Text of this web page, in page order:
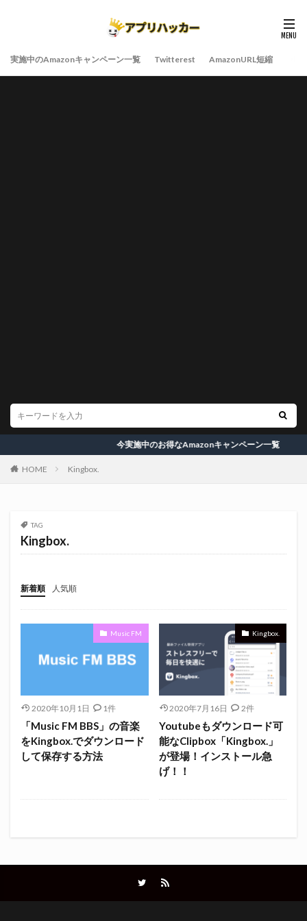
実施中のAmazonキャンペーン一覧 Twitterest AmazonURL短縮
今実施中のお得なAmazonキャンペーン一覧
HOME Kingbox.
TAG
Kingbox.
新着順 人気順
Music FM
2020年10月1日 1件
「Music FM BBS」の音楽
をKingbox.でダウンロード
して保存する方法
Kingbox.
2020年7月16日 2件
Youtubeもダウンロード可
能なClipbox「Kingbox.」
が登場！インストール急
げ！！